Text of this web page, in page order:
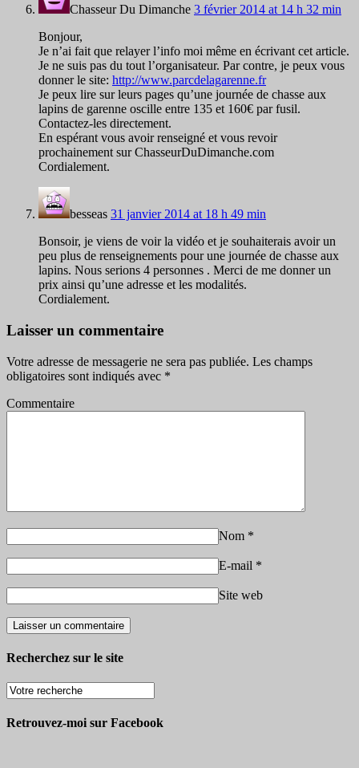
Chasseur Du Dimanche 3 février 2014 at 14 h 32 min
Bonjour,
Je n’ai fait que relayer l’info moi même en écrivant cet article.
Je ne suis pas du tout l’organisateur. Par contre, je peux vous
donner le site: http://www.parcdelagarenne.fr
Je peux lire sur leurs pages qu’une journée de chasse aux
lapins de garenne oscille entre 135 et 160€ par fusil.
Contactez-les directement.
En espérant vous avoir renseigné et vous revoir
prochainement sur ChasseurDuDimanche.com
Cordialement.
besseas 31 janvier 2014 at 18 h 49 min
Bonsoir, je viens de voir la vidéo et je souhaiterais avoir un
peu plus de renseignements pour une journée de chasse aux
lapins. Nous serions 4 personnes . Merci de me donner un
prix ainsi qu’une adresse et les modalités.
Cordialement.
Laisser un commentaire
Votre adresse de messagerie ne sera pas publiée. Les champs
obligatoires sont indiqués avec *
Commentaire
Nom *
E-mail *
Site web
Recherchez sur le site
Retrouvez-moi sur Facebook